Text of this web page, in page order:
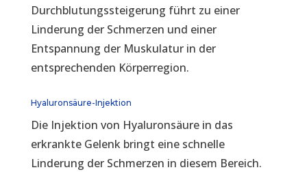
Durchblutungssteigerung führt zu einer
Linderung der Schmerzen und einer
Entspannung der Muskulatur in der
entsprechenden Körperregion.
Hyaluronsäure-Injektion
Die Injektion von Hyaluronsäure in das
erkrankte Gelenk bringt eine schnelle
Linderung der Schmerzen in diesem Bereich.